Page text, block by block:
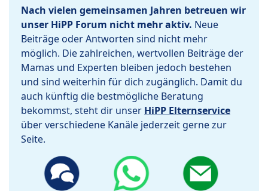
Nach vielen gemeinsamen Jahren betreuen wir
unser HiPP Forum nicht mehr aktiv. Neue
Beiträge oder Antworten sind nicht mehr
möglich. Die zahlreichen, wertvollen Beiträge der
Mamas und Experten bleiben jedoch bestehen
und sind weiterhin für dich zugänglich. Damit du
auch künftig die bestmögliche Beratung
bekommst, steht dir unser HiPP Elternservice
über verschiedene Kanäle jederzeit gerne zur
Seite.